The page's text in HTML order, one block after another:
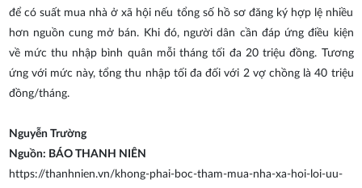
để có suất mua nhà ở xã hội nếu tổng số hồ sơ đăng ký hợp lệ nhiều
hơn nguồn cung mở bán. Khi đó, người dân cần đáp ứng điều kiện
về mức thu nhập bình quân mỗi tháng tối đa 20 triệu đồng. Tương
ứng với mức này, tổng thu nhập tối đa đối với 2 vợ chồng là 40 triệu
đồng/tháng.
Nguyễn Trường
Nguồn: BÁO THANH NIÊN
https://thanhnien.vn/khong-phai-boc-tham-mua-nha-xa-hoi-loi-uu-